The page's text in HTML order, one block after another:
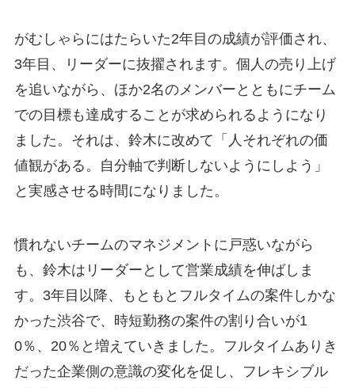
がむしゃらにはたらいた2年目の成績が評価され、
3年目、リーダーに抜擢されます。個人の売り上げ
を追いながら、ほか2名のメンバーとともにチーム
での目標も達成することが求められるようになり
ました。それは、鈴木に改めて「人それぞれの価
値観がある。自分軸で判断しないようにしよう」
と実感させる時間になりました。
慣れないチームのマネジメントに戸惑いながら
も、鈴木はリーダーとして営業成績を伸ばしま
す。3年目以降、もともとフルタイムの案件しかな
かった渋谷で、時短勤務の案件の割り合いが1
0％、20％と増えていきました。フルタイムありき
だった企業側の意識の変化を促し、フレキシブル